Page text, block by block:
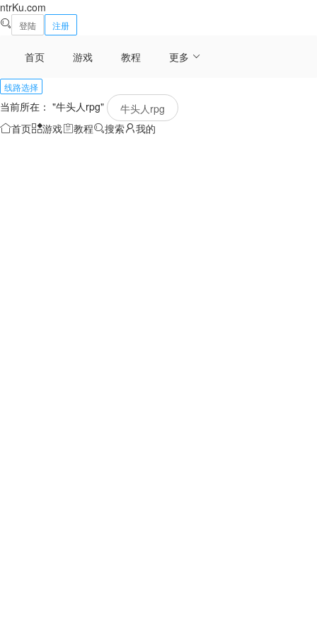
ntrKu.com
登陆 注册
首页 游戏 教程 更多
线路选择
当前所在： "牛头人rpg"
牛头人rpg
首页
游戏 教程 搜索 我的